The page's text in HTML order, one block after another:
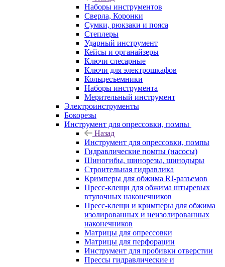
Наборы инструментов
Сверла, Коронки
Сумки, рюкзаки и пояса
Степлеры
Ударный инструмент
Кейсы и органайзеры
Ключи слесарные
Ключи для электрошкафов
Кольцесъемники
Наборы инструмента
Мерительный инструмент
Электроинструменты
Бокорезы
Инструмент для опрессовки, помпы
Назад
Инструмент для опрессовки, помпы
Гидравлические помпы (насосы)
Шиногибы, шинорезы, шинодыры
Строительная гидравлика
Кримперы для обжима RJ-разъемов
Пресс-клещи для обжима штыревых
втулочных наконечников
Пресс-клещи и кримперы для обжима
изолированных и неизолированных
наконечников
Матрицы для опрессовки
Матрицы для перфорации
Инструмент для пробивки отверстии
Прессы гидравлические и